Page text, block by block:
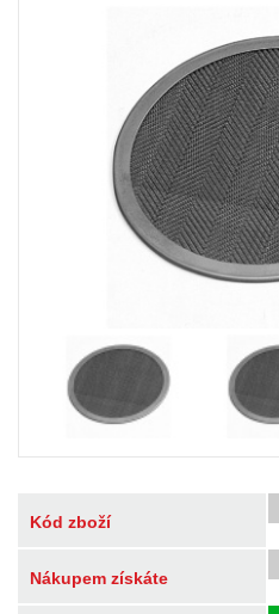
Kód zboží
Nákupem získáte